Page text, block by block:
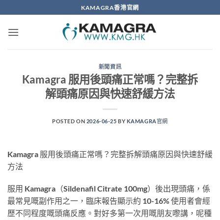
to
content
KAMAGRA香港官網
新聞資訊
Kamagra 服用後頭痛正常嗎？完整拆
解頭痛原因與快速舒緩方法
POSTED ON 2026-06-25 BY KAMAGRA官網
Kamagra 服用後頭痛正常嗎？完整拆解頭痛原因與快速舒緩
方法
服用 Kamagra（Sildenafil Citrate 100mg）後出現頭痛，係
最常見嘅副作用之一，臨床報告顯示約 10-16% 使用者會經
歷不同程度嘅頭痛反應。對好多第一次用嘅朋友嚟講，呢種